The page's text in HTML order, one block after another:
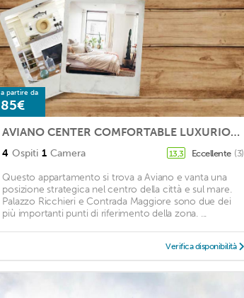
a partire da
85€
AVIANO CENTER COMFORTABLE LUXURIOUS FREE PARKING WIFI
4 Ospiti 1 Camera 13,3 Eccellente (3)
Questo appartamento si trova a Aviano e vanta una
posizione strategica nel centro della città e sul mare.
Palazzo Ricchieri e Contrada Maggiore sono due dei
più importanti punti di riferimento della zona. ...
Verifica disponibilità